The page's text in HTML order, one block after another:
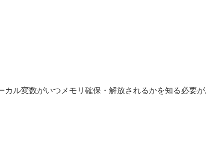
カル変数がいつメモリ確保・解放されるかを知る必要